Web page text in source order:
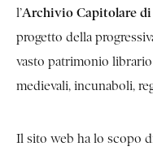
l’Archivio Capitolare
progetto della
vasto patrimonio
medievali, incunaboli,
Il sito web ha lo scopo